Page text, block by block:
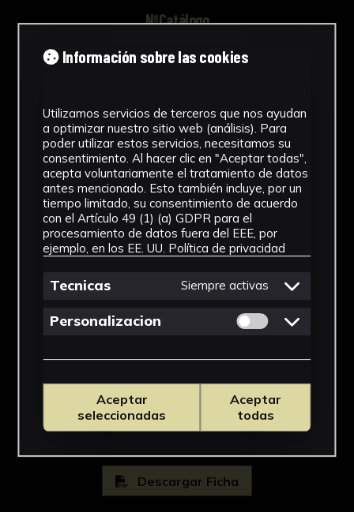
NºCatálogo
FHEB-03590
Muestra Botánica
Cronología
SF
Fondo
Fondo Herbario
Descargar Ficha
Información sobre las cookies
Utilizamos servicios de terceros que nos ayudan
a optimizar nuestro sitio web (análisis). Para
poder utilizar estos servicios, necesitamos su
consentimiento. Al hacer clic en "Aceptar todas",
acepta voluntariamente el tratamiento de datos
antes mencionado. Esto también incluye, por un
tiempo limitado, su consentimiento de acuerdo
con el Artículo 49 (1) (a) GDPR para el
procesamiento de datos fuera del EEE, por
ejemplo, en los EE. UU. Política de privacidad
Tecnicas Siempre activas
Personalizacion Permitir cookies
Aceptar
seleccionadas
Aceptar
todas